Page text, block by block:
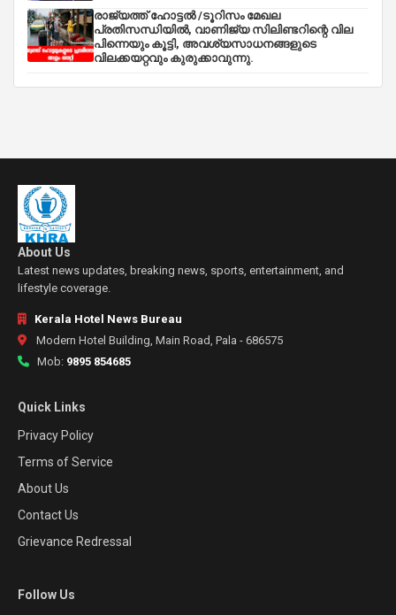
രാജ്യത്ത് ഹോട്ടൽ /ടൂറിസം മേഖല
പ്രതിസന്ധിയിൽ, വാണിജ്യ സിലിണ്ടറിന്റെ വില
പിന്നെയും കൂട്ടി, അവശ്യസാധനങ്ങളുടെ
വിലക്കയറ്റവും കുരുക്കാവുന്നു.
About Us
Latest news updates, breaking news, sports, entertainment, and
lifestyle coverage.
Kerala Hotel News Bureau
Modern Hotel Building, Main Road, Pala - 686575
Mob: 9895 854685
Quick Links
Privacy Policy
Terms of Service
About Us
Contact Us
Grievance Redressal
Follow Us